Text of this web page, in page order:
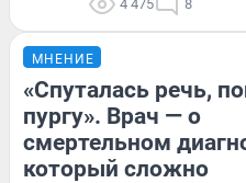
4 475 8
МНЕНИЕ
«Спуталась речь,
пургу». Врач — о
смертельном
который сложно